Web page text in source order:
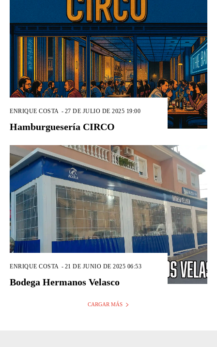
ENRIQUE COSTA - 27 DE JULIO DE 2025 19:00
Hamburguesería CIRCO
ENRIQUE COSTA - 21 DE JUNIO DE 2025 06:53
Bodega Hermanos Velasco
CARGAR MÁS